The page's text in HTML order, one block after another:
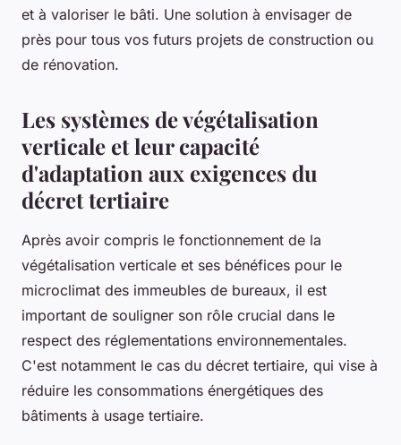
et à valoriser le bâti. Une solution à envisager de
près pour tous vos futurs projets de construction ou
de rénovation.
Les systèmes de végétalisation
verticale et leur capacité
d'adaptation aux exigences du
décret tertiaire
Après avoir compris le fonctionnement de la
végétalisation verticale et ses bénéfices pour le
microclimat des immeubles de bureaux, il est
important de souligner son rôle crucial dans le
respect des réglementations environnementales.
C'est notamment le cas du décret tertiaire, qui vise à
réduire les consommations énergétiques des
bâtiments à usage tertiaire.